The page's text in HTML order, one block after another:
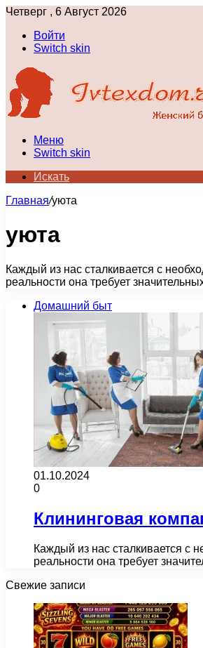
Четверг , 6 Август 2026
Войти
Switch skin
Меню
Switch skin
Искать
Главная/уюта
уюта
Каждый из нас сталкивается с
реальности она требует
Домашний быт
01.10.2024
0
Клининговая
Каждый из нас сталкивается с
реальности она требует
Свежие записи